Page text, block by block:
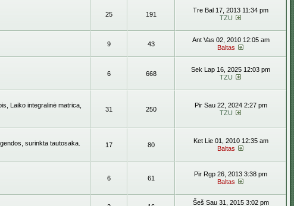
25 191
Tre Bal 17, 2013 11:34 pm
TZU
9 43
Ant Vas 02, 2010 12:05 am
Baltas
6 668
Sek Lap 16, 2025 12:03 pm
TZU
Laiko integralinė matrica,
31 250
Pir Sau 22, 2024 2:27 pm
TZU
surinkta tautosaka.
17 80
Ket Lie 01, 2010 12:35 am
Baltas
6 61
Pir Rgp 26, 2013 3:38 pm
Baltas
Šeš Sau 31, 2015 3:02 pm